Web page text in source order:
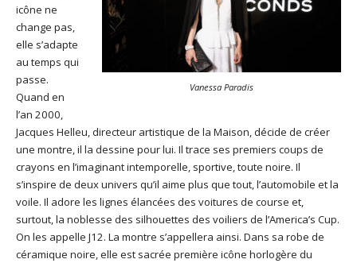
Vanessa Paradis
icône ne
change pas,
elle s’adapte
au temps qui
passe.
Quand en
l’an 2000,
Jacques Helleu, directeur artistique de la Maison, décide de créer
une montre, il la dessine pour lui. Il trace ses premiers coups de
crayons en l’imaginant intemporelle, sportive, toute noire. Il
s’inspire de deux univers qu’il aime plus que tout, l’automobile et la
voile. Il adore les lignes élancées des voitures de course et,
surtout, la noblesse des silhouettes des voiliers de l’America’s Cup.
On les appelle J12. La montre s’appellera ainsi. Dans sa robe de
céramique noire, elle est sacrée première icône horlogère du